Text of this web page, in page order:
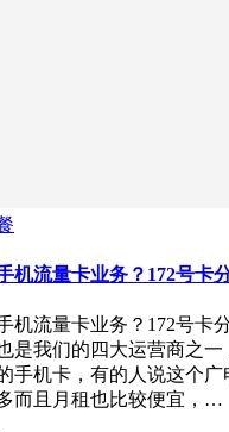
机流量卡业务？172号卡
机流量卡业务？172号卡
是我们的四大运营商之一
手机卡，有的人说这个广
而且月租也比较便宜，…